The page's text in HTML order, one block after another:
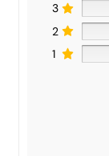
3
2
1